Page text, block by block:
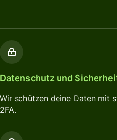
Datenschutz und
Wir schützen deine Daten mit
2FA.